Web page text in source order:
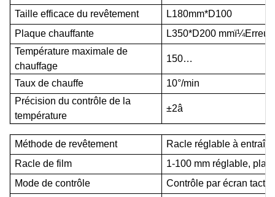
Taille efficace du revêtement
L180mm*D100
Plaque chauffante
L350*D200 mmï¼Erreur
Température maximale de
chauffage
150…
Taux de chauffe
10°/min
Précision du contrôle de la
température
±2â
Méthode de revêtement
Racle réglable à
Racle de film
1-100 mm réglable,
Mode de contrôle
Contrôle par écran